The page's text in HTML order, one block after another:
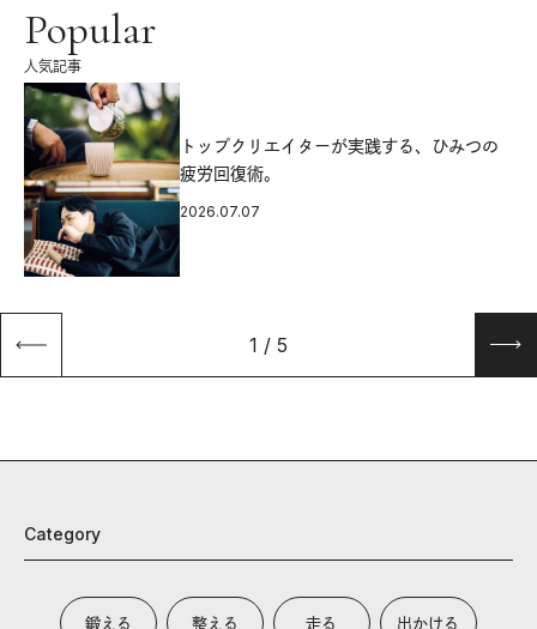
Popular
人気記事
トップクリエイターが実践する、ひみつの
疲労回復術。
2026.07.07
1 / 5
Category
鍛える 整える 走る 出かける